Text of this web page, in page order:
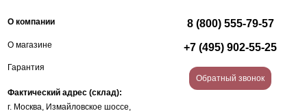
О компании
О магазине
Гарантия
Фактический адрес (склад):
г. Москва, Измайловское шоссе,
8 (800) 555-79-57
+7 (495) 902-55-25
Обратный звонок